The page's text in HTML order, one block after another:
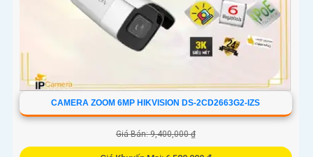
CAMERA ZOOM 6MP HIKVISION DS-2CD2663G2-IZS
Giá Bán: 9,400,000 ₫